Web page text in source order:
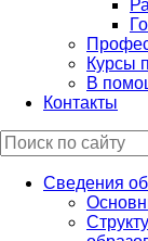
Курсы
В
Контакты
Сведения об